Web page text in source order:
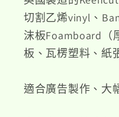
切割乙烯vinyl、
沫板Foamboard（
板、瓦楞塑料、紙
適合廣告製作、大